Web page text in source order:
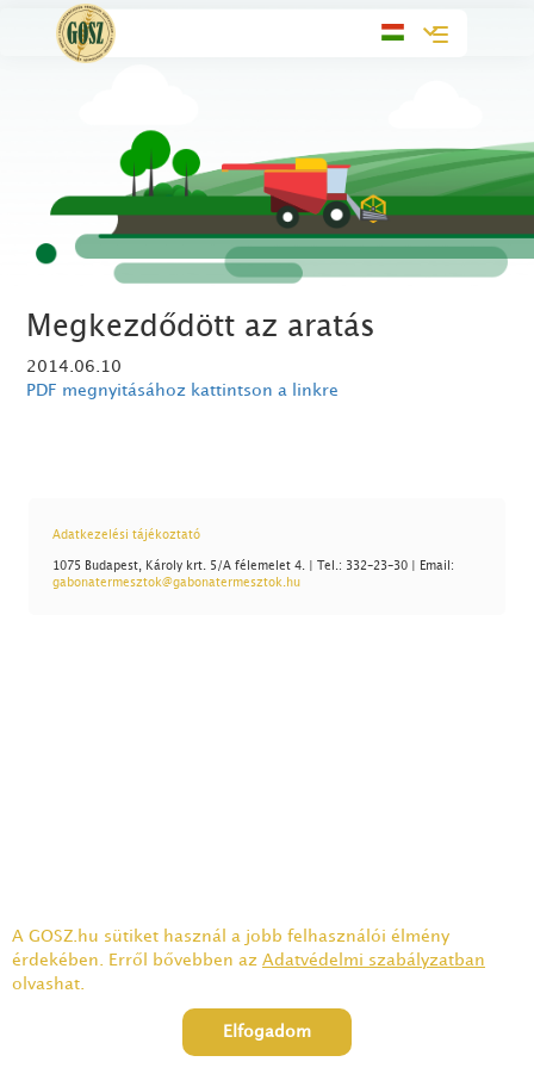
Toggle
Megkezdődött az aratás
2014.06.10
PDF megnyitásához kattintson a linkre
Adatkezelési tájékoztató
1075 Budapest, Károly krt. 5/A félemelet 4. | Tel.: 332-23-30 | Email:
gabonatermesztok@gabonatermesztok.hu
A GOSZ.hu sütiket használ a jobb felhasználói élmény
érdekében. Erről bővebben az Adatvédelmi szabályzatban
olvashat.
Elfogadom